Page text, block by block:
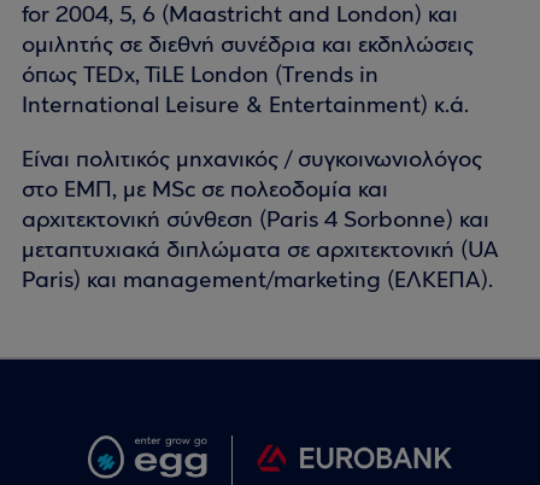
for 2004, 5, 6 (Maastricht and London) και
ομιλητής σε διεθνή συνέδρια και εκδηλώσεις
όπως TEDx, TiLE London (Τrends in
International Leisure & Entertainment) κ.ά.
Είναι πολιτικός μηχανικός / συγκοινωνιολόγος
στο ΕΜΠ, με MSc σε πολεοδομία και
αρχιτεκτονική σύνθεση (Paris 4 Sorbonne) και
μεταπτυχιακά διπλώματα σε αρχιτεκτονική (UA
Paris) και management/marketing (ΕΛΚΕΠΑ).